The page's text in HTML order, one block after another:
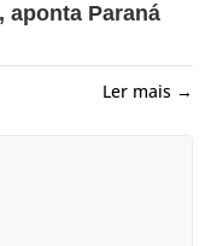
aponta Paraná
Ler mais →